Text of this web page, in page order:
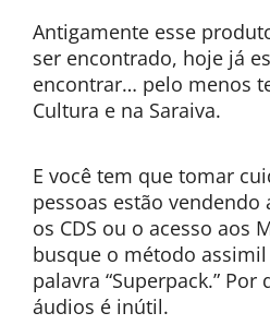
Antigamente esse
ser encontrado, hoje já
encontrar… pelo menos
Cultura e na Saraiva.
E você tem que tomar
pessoas estão vendendo
os CDS ou o acesso aos
busque o método
palavra “Superpack.”
áudios é inútil.